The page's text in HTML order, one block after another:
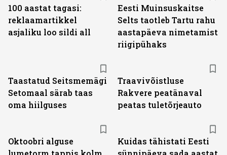
100 aastat tagasi:
reklaamartikkel
asjaliku loo sildi all
Eesti Muinsuskaitse
Selts taotleb Tartu rahu
aastapäeva nimetamist
riigipühaks
Taastatud Seitsmemägi
Setomaal särab taas
oma hiilguses
Traavivõistluse
Rakvere peatänaval
peatas tuletõrjeauto
Oktoobri alguse
Kuidas tähistati Eesti